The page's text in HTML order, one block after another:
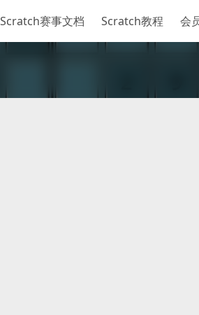
Scratch赛事文档 Scratch教程 会